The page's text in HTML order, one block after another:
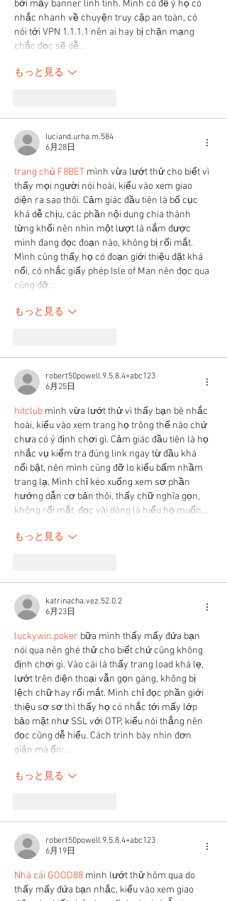
bởi mấy banner linh tinh. Mình có để ý họ có
nhắc nhanh về chuyện truy cập an toàn, có
nói tới VPN 1.1.1.1 nên ai hay bị chặn mạng
chắc đọc sẽ dễ…
もっと見る
luciand.urha.m.584
6月28日
trang chủ F8BET mình vừa lướt thử cho biết vì
thấy mọi người nói hoài, kiểu vào xem giao
diện ra sao thôi. Cảm giác đầu tiên là bố cục
khá dễ chịu, các phần nội dung chia thành
từng khối nên nhìn một lượt là nắm được
mình đang đọc đoạn nào, không bị rối mắt.
Mình cũng thấy họ có đoạn giới thiệu đặt khá
nổi, có nhắc giấy phép Isle of Man nên đọc qua
cũng đỡ…
もっと見る
robert50powell.9.5.8.4+abc123
6月25日
hitclub mình vừa lướt thử vì thấy bạn bè nhắc
hoài, kiểu vào xem trang họ trông thế nào chứ
chưa có ý định chơi gì. Cảm giác đầu tiên là họ
nhắc vụ kiểm tra đúng link ngay từ đầu khá
nổi bật, nên mình cũng đỡ lo kiểu bấm nhầm
trang lạ. Mình chỉ kéo xuống xem sơ phần
hướng dẫn cơ bản thôi, thấy chữ nghĩa gọn,
không rối mắt, đọc vài dòng là hiểu họ muốn…
もっと見る
katrinacha.vez.52.0.2
6月23日
luckywin.poker bữa mình thấy mấy đứa bạn
nói qua nên ghé thử cho biết chứ cũng không
định chơi gì. Vào cái là thấy trang load khá lẹ,
lướt trên điện thoại vẫn gọn gàng, không bị
lệch chữ hay rối mắt. Mình chỉ đọc phần giới
thiệu sơ sơ thì thấy họ có nhắc tới mấy lớp
bảo mật như SSL với OTP, kiểu nói thẳng nên
đọc cũng dễ hiểu. Cách trình bày nhìn đơn
giản mà ổn:…
もっと見る
robert50powell.9.5.8.4+abc123
6月19日
Nhà cái GOOD88 mình lướt thử hôm qua do
thấy mấy đứa bạn nhắc, kiểu vào xem giao